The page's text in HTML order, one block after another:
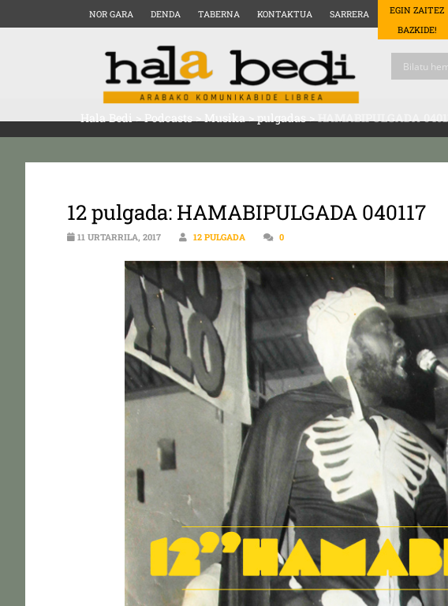
NOR GARA DENDA TABERNA KONTAKTUA SARRERA
EGIN ZAITEZ
BAZKIDE!
Hala Bedi>Podcasts>Musika>pulgadas>HAMABIPULGADA
12 pulgada: HAMABIPULGADA 040117
11 URTARRILA, 2017 12 PULGADA 0